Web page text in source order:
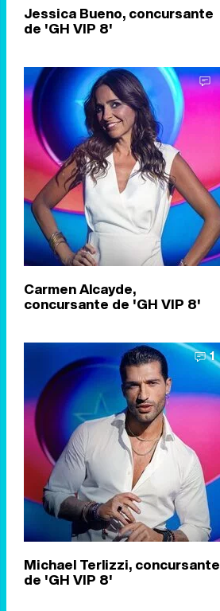
Jessica Bueno, concursante
de 'GH VIP 8'
Carmen Alcayde,
concursante de 'GH VIP 8'
1
Michael Terlizzi, concursante
de 'GH VIP 8'